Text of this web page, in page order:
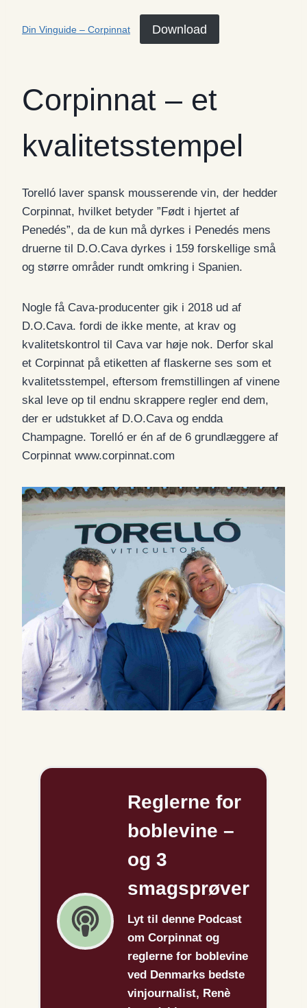
Din Vinguide – Corpinnat Download
Corpinnat – et
kvalitetsstempel
Torelló laver spansk mousserende vin, der hedder
Corpinnat, hvilket betyder ”Født i hjertet af
Penedés”, da de kun må dyrkes i Penedés mens
druerne til D.O.Cava dyrkes i 159 forskellige små
og større områder rundt omkring i Spanien.
Nogle få Cava-producenter gik i 2018 ud af
D.O.Cava. fordi de ikke mente, at krav og
kvalitetskontrol til Cava var høje nok. Derfor skal
et Corpinnat på etiketten af flaskerne ses som et
kvalitetsstempel, eftersom fremstillingen af vinene
skal leve op til endnu skrappere regler end dem,
der er udstukket af D.O.Cava og endda
Champagne. Torelló er én af de 6 grundlæggere af
Corpinnat www.corpinnat.com
Reglerne for
boblevine –
og 3
smagsprøver
Lyt til denne Podcast
om Corpinnat og
reglerne for boblevine
ved Denmarks bedste
vinjournalist, Renè